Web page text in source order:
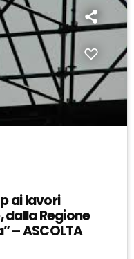
ai lavori
dalla Regione
– ASCOLTA